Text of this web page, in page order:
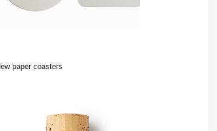
New paper coasters